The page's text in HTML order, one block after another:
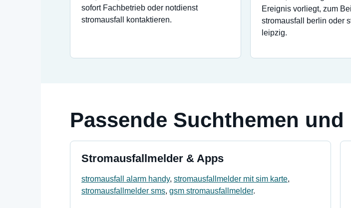
sofort Fachbetrieb oder notdienst
stromausfall kontaktieren.
Ereignis vorliegt, zum
stromausfall berlin oder
leipzig.
Passende Suchthemen
Stromausfallmelder & Apps
stromausfall alarm handy, stromausfallmelder mit sim karte,
stromausfallmelder sms, gsm stromausfallmelder.